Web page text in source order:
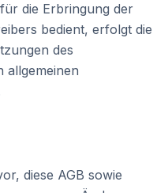
die Erbringung der
bedient, erfolgt die
des
allgemeinen
diese AGB sowie